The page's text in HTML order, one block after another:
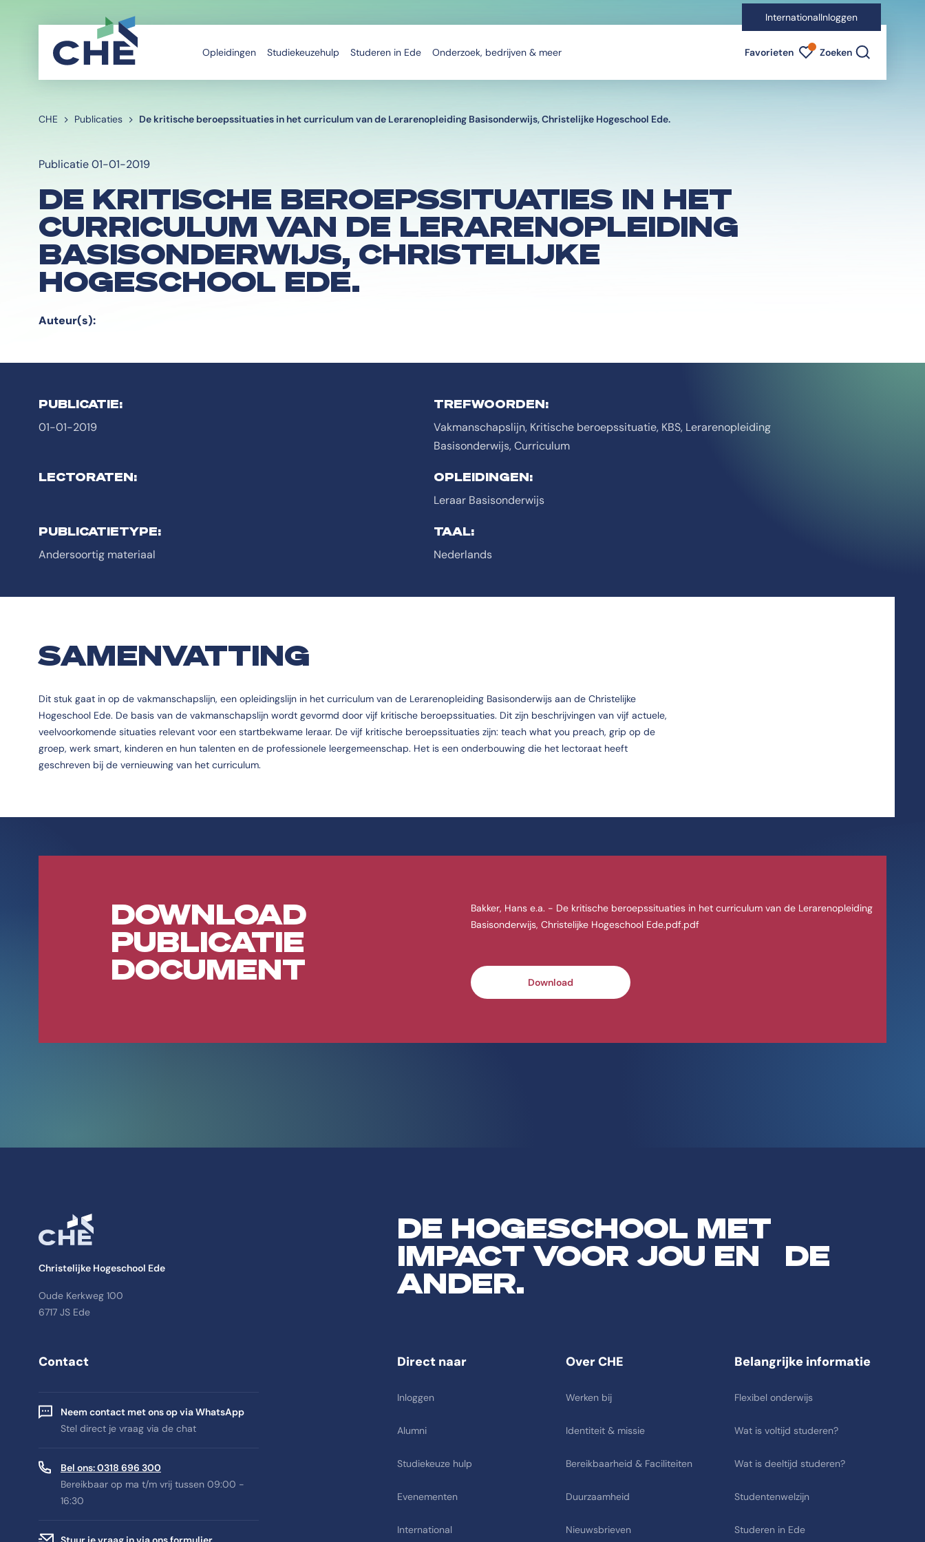
InternationalInloggen
Opleidingen Studiekeuzehulp Studeren in Ede Onderzoek, bedrijven & meer Favorieten Favorieten indicator
Zoeken
CHE Publicaties De kritische beroepssituaties in het curriculum van de Lerarenopleiding Basisonderwijs, Christelijke Hogeschool Ede.
Publicatie 01-01-2019
DE KRITISCHE BEROEPSSITUATIES IN HET
CURRICULUM VAN DE LERARENOPLEIDING
BASISONDERWIJS, CHRISTELIJKE
HOGESCHOOL EDE.
Auteur(s):
PUBLICATIE:
01-01-2019
TREFWOORDEN:
Vakmanschapslijn, Kritische beroepssituatie, KBS, Lerarenopleiding
Basisonderwijs, Curriculum
LECTORATEN:
OPLEIDINGEN:
Leraar Basisonderwijs
PUBLICATIETYPE:
Andersoortig materiaal
TAAL:
Nederlands
SAMENVATTING
Dit stuk gaat in op de vakmanschapslijn, een opleidingslijn in het curriculum van de Lerarenopleiding Basisonderwijs aan de Christelijke
Hogeschool Ede. De basis van de vakmanschapslijn wordt gevormd door vijf kritische beroepssituaties. Dit zijn beschrijvingen van vijf actuele,
veelvoorkomende situaties relevant voor een startbekwame leraar. De vijf kritische beroepssituaties zijn: teach what you preach, grip op de
groep, werk smart, kinderen en hun talenten en de professionele leergemeenschap. Het is een onderbouwing die het lectoraat heeft
geschreven bij de vernieuwing van het curriculum.
DOWNLOAD
PUBLICATIE
DOCUMENT
Bakker, Hans e.a. - De kritische beroepssituaties in het curriculum van de Lerarenopleiding
Basisonderwijs, Christelijke Hogeschool Ede.pdf.pdf
Download
Christelijke Hogeschool Ede
Oude Kerkweg 100
6717 JS Ede
DE HOGESCHOOL MET
IMPACT VOOR JOU EN DE
ANDER.
Contact
Neem contact met ons op via WhatsApp
Stel direct je vraag via de chat
Bel ons: 0318 696 300
Bereikbaar op ma t/m vrij tussen 09:00 -
16:30
Direct naar
Inloggen
Alumni
Studiekeuze hulp
Evenementen
International
Over CHE
Werken bij
Identiteit & missie
Bereikbaarheid & Faciliteiten
Duurzaamheid
Nieuwsbrieven
Belangrijke informatie
Flexibel onderwijs
Wat is voltijd studeren?
Wat is deeltijd studeren?
Studentenwelzijn
Studeren in Ede